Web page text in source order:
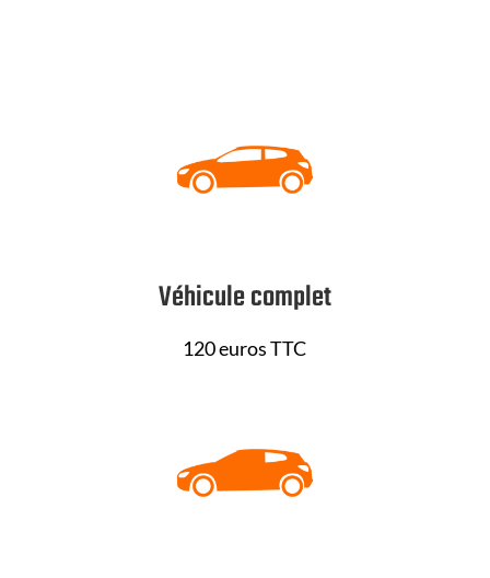
Véhicule complet
120 euros TTC